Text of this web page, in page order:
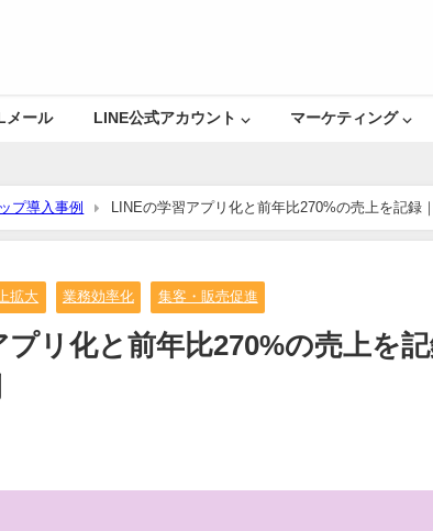
Lメール LINE公式アカウント ⌵ マーケティング ⌵
プ導入事例 LINEの学習アプリ化と前年比270%の売上を記録
拡大 業務効率化 集客・販売促進
プリ化と前年比270%の売上を